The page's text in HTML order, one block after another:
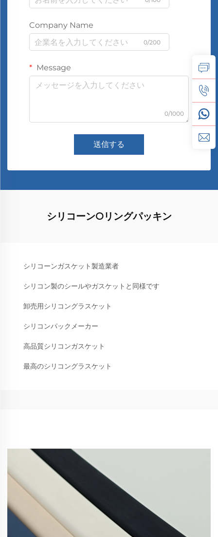
Company Name
0/200
Message
0/1000
送信する
シリコーンOリングパッキン
シリコーンガスケット製造業者
シリコン製のシールやガスケットと同様です
卸売用シリコングラスケット
シリコンパックメーカー
高品質シリコンガスケット
最高のシリコングラスケット